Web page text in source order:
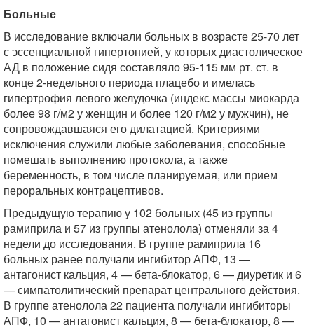
Больные
В исследование включали больных в возрасте 25-70 лет
с эссенциальной гипертонией, у которых диастолическое
АД в положение сидя составляло 95-115 мм рт. ст. в
конце 2-недельного периода плацебо и имелась
гипертрофия левого желудочка (индекс массы миокарда
более 98 г/м2 у женщин и более 120 г/м2 у мужчин), не
сопровождавшаяся его дилатацией. Критериями
исключения служили любые заболевания, способные
помешать выполнению протокола, а также
беременность, в том числе планируемая, или прием
пероральных контрацептивов.
Предыдущую терапию у 102 больных (45 из группы
рамиприла и 57 из группы атенолола) отменяли за 4
недели до исследования. В группе рамиприла 16
больных ранее получали ингибитор АПФ, 13 —
антагонист кальция, 4 — бета-блокатор, 6 — диуретик и 6
— симпатолитический препарат центрального действия.
В группе атенолола 22 пациента получали ингибиторы
АПФ, 10 — антагонист кальция, 8 — бета-блокатор, 8 —